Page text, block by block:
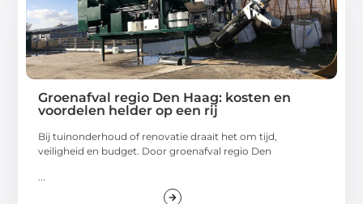
Groenafval regio Den Haag: kosten en
voordelen helder op een rij
Bij tuinonderhoud of renovatie draait het om tijd,
veiligheid en budget. Door groenafval regio Den